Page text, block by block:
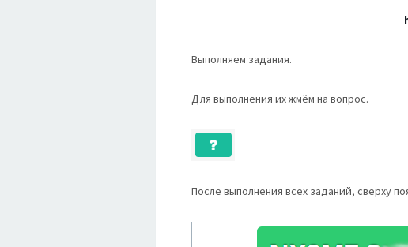
Выполняем задания.
Для выполнения их жмём на вопрос.
После выполнения всех заданий, сверху